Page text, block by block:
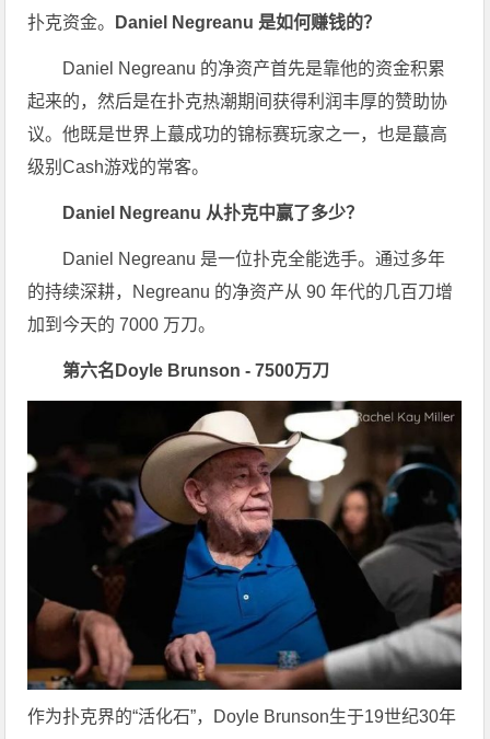
扑克资金。 Daniel Negreanu 是如何赚钱的？
Daniel Negreanu 的净资产首先是靠他的资金积累
起来的，然后是在扑克热潮期间获得利润丰厚的赞助协
议。他既是世界上蕞成功的锦标赛玩家之一，也是蕞高
级别Cash游戏的常客。
Daniel Negreanu 从扑克中赢了多少？
Daniel Negreanu 是一位扑克全能选手。通过多年
的持续深耕，Negreanu 的净资产从 90 年代的几百刀增
加到今天的 7000 万刀。
第六名 Doyle Brunson -7500万刀
作为扑克界的“活化石”，Doyle Brunson生于19世纪30年